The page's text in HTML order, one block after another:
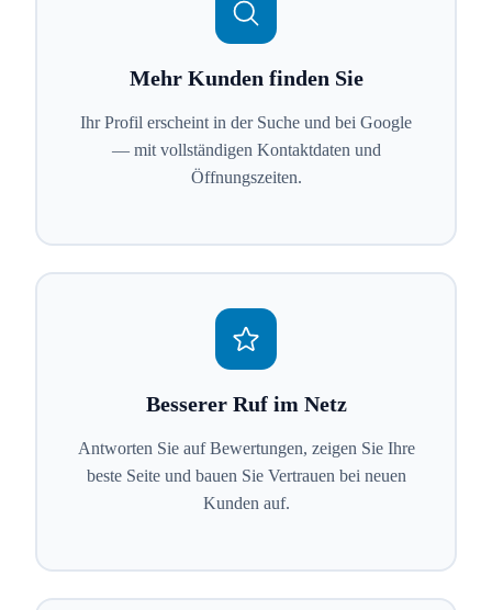
Mehr Kunden finden Sie
Ihr Profil erscheint in der Suche und bei Google
— mit vollständigen Kontaktdaten und
Öffnungszeiten.
Besserer Ruf im Netz
Antworten Sie auf Bewertungen, zeigen Sie Ihre
beste Seite und bauen Sie Vertrauen bei neuen
Kunden auf.